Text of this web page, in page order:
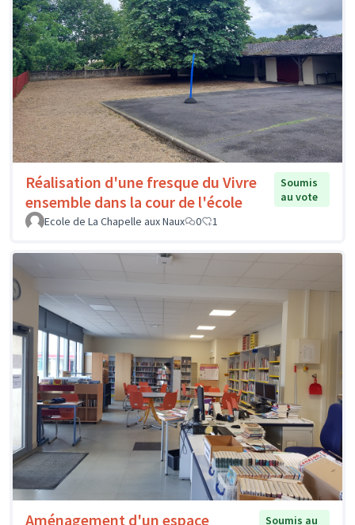
Réalisation d'une fresque du Vivre
ensemble dans la cour de l'école
Soumis
au vote
Ecole de La Chapelle aux Naux
0 1
Aménagement d'un espace Soumis au